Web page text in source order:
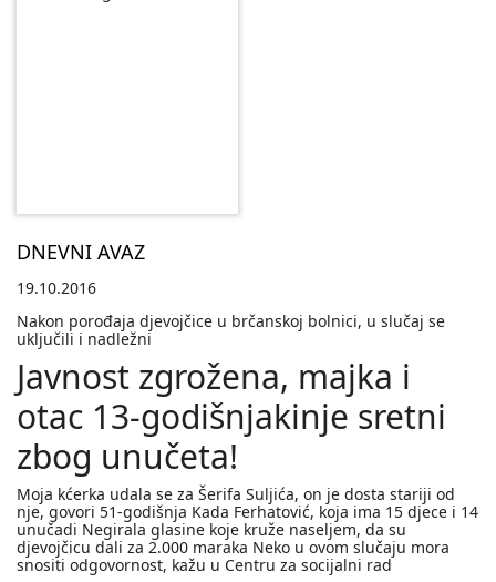
DNEVNI AVAZ
19.10.2016
Nakon porođaja djevojčice u brčanskoj bolnici, u slučaj se
uključili i nadležni
Javnost zgrožena, majka i
otac 13-godišnjakinje sretni
zbog unučeta!
Moja kćerka udala se za Šerifa Suljića, on je dosta stariji od
nje, govori 51-godišnja Kada Ferhatović, koja ima 15 djece i 14
unučadi Negirala glasine koje kruže naseljem, da su
djevojčicu dali za 2.000 maraka Neko u ovom slučaju mora
snositi odgovornost, kažu u Centru za socijalni rad